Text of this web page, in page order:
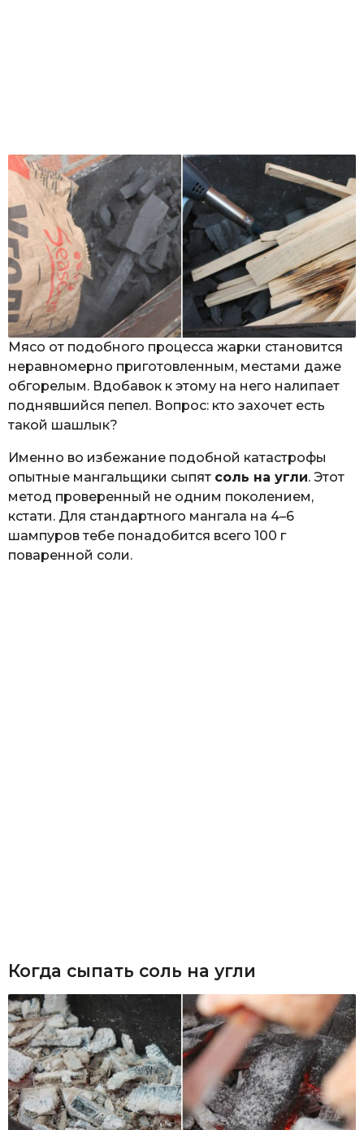
Мясо от подобного процесса жарки становится
неравномерно приготовленным, местами даже
обгорелым. Вдобавок к этому на него налипает
поднявшийся пепел. Вопрос: кто захочет есть
такой шашлык?
Именно во избежание подобной катастрофы
опытные мангальщики сыпят соль на угли. Этот
метод проверенный не одним поколением,
кстати. Для стандартного мангала на 4–6
шампуров тебе понадобится всего 100 г
поваренной соли.
Когда сыпать соль на угли